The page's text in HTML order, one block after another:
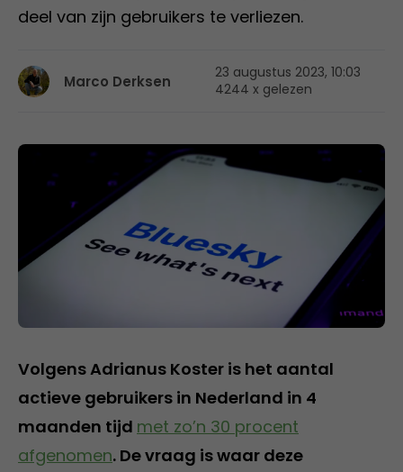
deel van zijn gebruikers te verliezen.
Marco Derksen
23 augustus 2023, 10:03
4244 x gelezen
Volgens Adrianus Koster is het aantal
actieve gebruikers in Nederland in 4
maanden tijd met zo’n 30 procent
afgenomen. De vraag is waar deze